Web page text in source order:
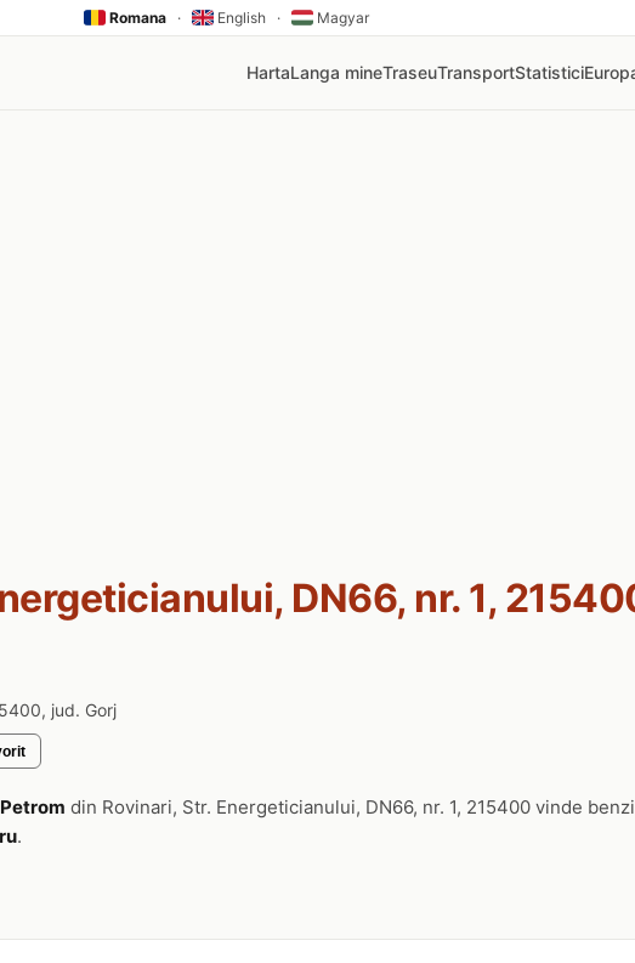
Romana · English · Magyar
HartaLanga mineTraseuTransportStatistici
DN66, nr. 1,
jud. Gorj
Petrom din Rovinari, Str. Energeticianului, DN66, nr. 1, 215400 vinde
.